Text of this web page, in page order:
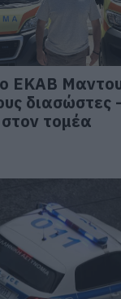
ΕΚΑΒ
διασώστες
τομέα